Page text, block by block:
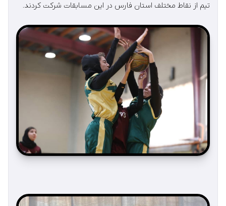
تیم از نقاط مختلف استان فارس در این مسابقات شرکت کردند.